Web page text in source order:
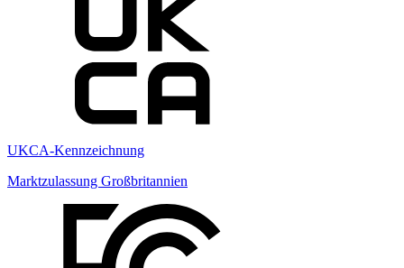
UKCA-Kennzeichnung
Marktzulassung Großbritannien